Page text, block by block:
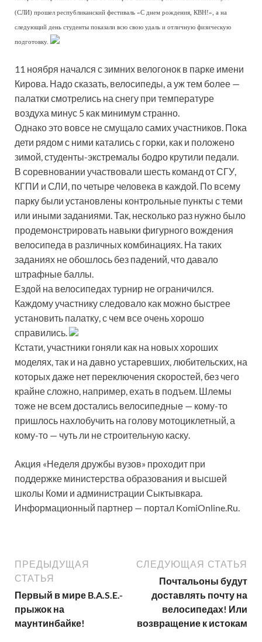
(СЛИ) прошел республиканский фестиваль «С днем рождения, КВН!», а на
следующий день студенты показали всю свою удаль и отличную физическую
подготовку.
11 ноября начался с зимних велогонок в парке имени
Кирова. Надо сказать, велосипеды, а уж тем более —
палатки смотрелись на снегу при температуре
воздуха минус 5 как минимум странно.
Однако это вовсе не смущало самих участников. Пока
дети рядом с ними катались с горки, как и положено
зимой, студенты-экстремалы бодро крутили педали.
В соревновании участвовали шесть команд от СГУ,
КГПИ и СЛИ, по четыре человека в каждой. По всему
парку были установлены контрольные пункты с теми
или иными заданиями. Так, несколько раз нужно было
продемонстрировать навыки фигурного вождения
велосипеда в различных комбинациях. На таких
заданиях не обошлось без падений, что давало
штрафные баллы.
Ездой на велосипедах турнир не ограничился.
Каждому участнику следовало как можно быстрее
установить палатку, с чем все очень хорошо
справились.
Кстати, участники гоняли как на новых хороших
моделях, так и на давно устаревших, любительских, на
которых даже нет переключения скоростей, без чего
крайне сложно, например, ехать в подъем. Шлемы
тоже не всем достались велосипедные — кому-то
пришлось нахлобучить на голову мотоциклетный, а
кому-то — чуть ли не строительную каску.
Акция «Неделя дружбы вузов» проходит при
поддержке министерства образования и высшей
школы Коми и администрации Сыктывкара.
Информационный партнер — портал KomiOnline.Ru.
ПРЕДЫДУЩАЯ
СТАТЬЯ
Первый в мире B.A.S.E.-
прыжок на
маунтинбайке!
СЛЕДУЮЩАЯ СТАТЬЯ
Почтальоны будут
доставлять почту на
велосипедах! Или
возвращение к истокам